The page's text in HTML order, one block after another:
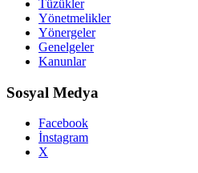
Tüzükler
Yönetmelikler
Yönergeler
Genelgeler
Kanunlar
Sosyal Medya
Facebook
İnstagram
X